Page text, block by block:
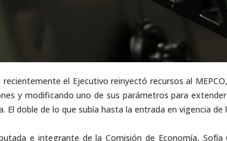
recientemente el Ejecutivo reinyectó recursos al
y modificando uno de sus parámetros para
El doble de lo que subía hasta la entrada en vigencia de
e integrante de la Comisión de Economía,